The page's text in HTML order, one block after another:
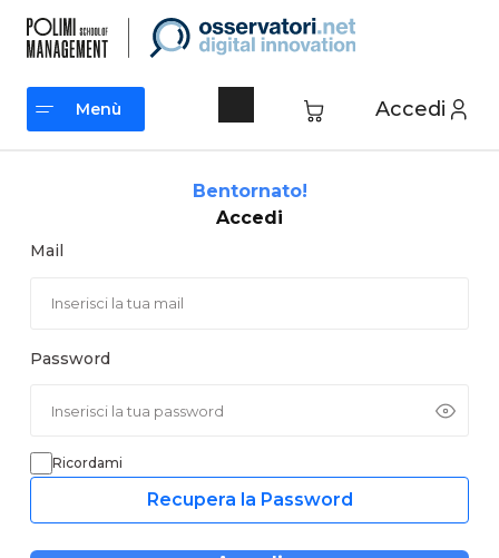
contenuto
Accedi
Menù
Bentornato!
Accedi
Mail
Password
Ricordami
Recupera la Password